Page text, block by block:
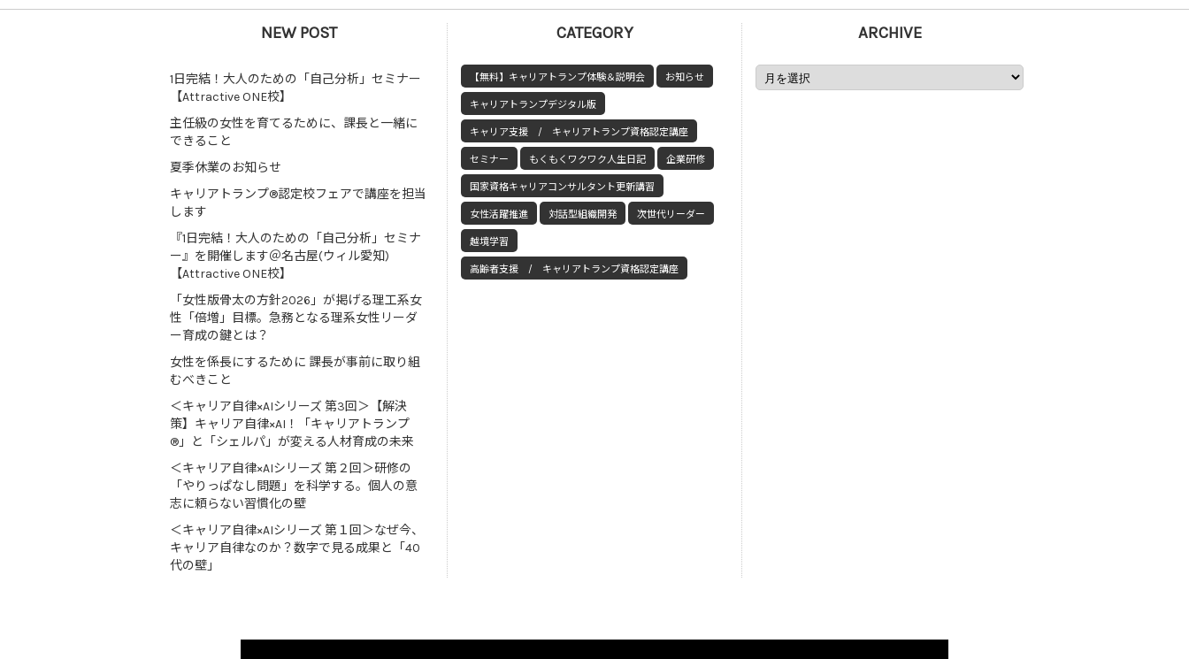
NEW POST
1日完結！大人のための「自己分析」セミナー
【Attractive ONE校】
主任級の女性を育てるために、課長と一緒に
できること
夏季休業のお知らせ
キャリアトランプ®認定校フェアで講座を担当
します
『1日完結！大人のための「自己分析」セミナ
ー』を開催します＠名古屋(ウィル愛知)
【Attractive ONE校】
「女性版骨太の方針2026」が掲げる理工系女
性「倍増」目標。急務となる理系女性リーダ
ー育成の鍵とは？
女性を係長にするために 課長が事前に取り組
むべきこと
＜キャリア自律×AIシリーズ 第3回＞【解決
策】キャリア自律×AI！「キャリアトランプ
®」と「シェルパ」が変える人材育成の未来
＜キャリア自律×AIシリーズ 第２回＞研修の
「やりっぱなし問題」を科学する。個人の意
志に頼らない習慣化の壁
＜キャリア自律×AIシリーズ 第１回＞なぜ今、
キャリア自律なのか？数字で見る成果と「40
代の壁」
CATEGORY
【無料】キャリアトランプ体験＆説明会 お知らせ
キャリアトランプデジタル版
キャリア支援 / キャリアトランプ資格認定講座
セミナー もくもくワクワク人生日記 企業研修
国家資格キャリアコンサルタント更新講習
女性活躍推進 対話型組織開発 次世代リーダー
越境学習
高齢者支援 / キャリアトランプ資格認定講座
ARCHIVE